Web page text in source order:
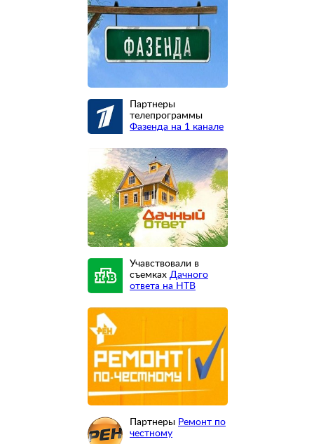
Партнеры
телепрограммы
Фазенда на 1 канале
Учавствовали в
съемках Дачного
ответа на НТВ
Партнеры Ремонт по
честному